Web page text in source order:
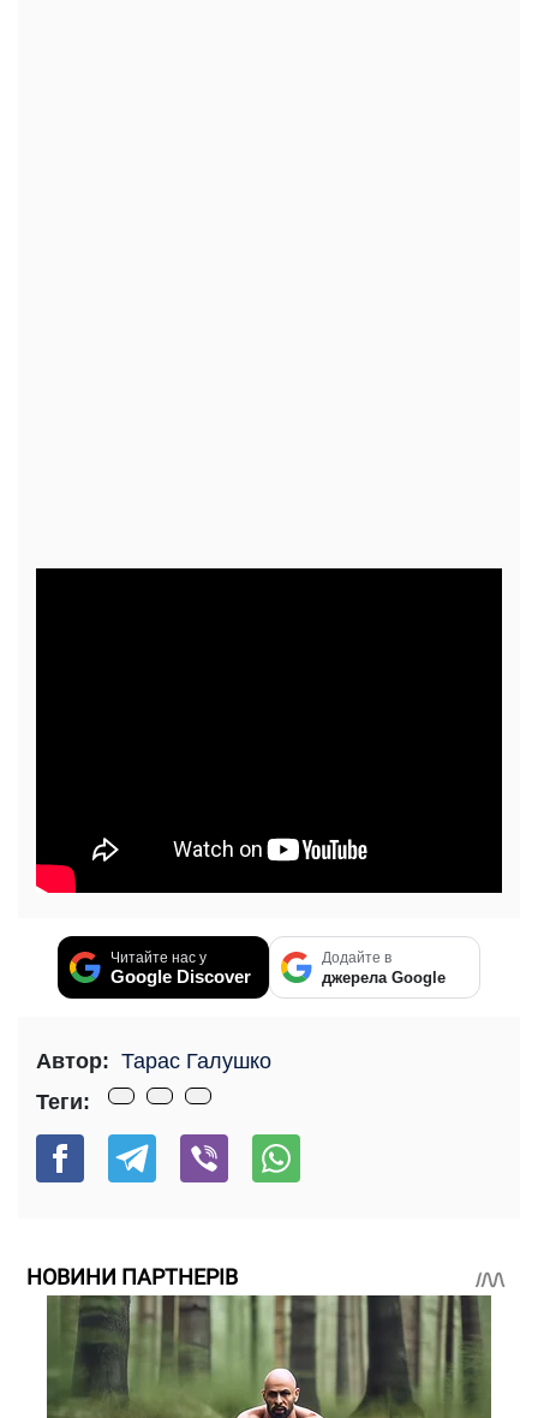
Читайте нас у
Google Discover
Додайте в
джерела Google
Автор: Тарас Галушко
Теги:
НОВИНИ ПАРТНЕРІВ